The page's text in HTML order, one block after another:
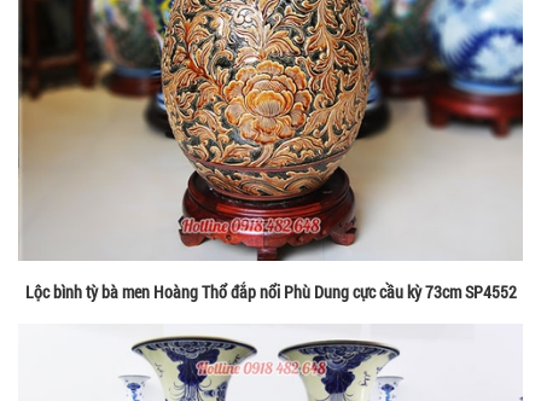
Lộc bình tỳ bà men Hoàng Thổ đắp nổi Phù Dung cực cầu kỳ 73cm SP4552